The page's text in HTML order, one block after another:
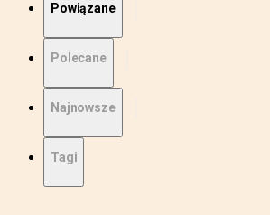
Powiązane
Polecane
Najnowsze
Tagi